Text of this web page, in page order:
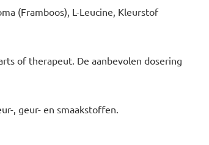
(Framboos), L-Leucine, Kleurstof
of therapeut. De aanbevolen dosering
, geur- en smaakstoffen.